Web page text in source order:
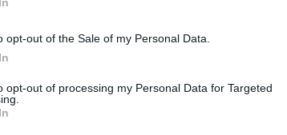
opt-out of the Sale of my Personal Data.
opt-out of processing my Personal Data for Targeted
αλλά όταν αγαπήσει πραγματικά,
αφοσιωμένους συντρόφους του ζωδιακού.
να εκτεθεί. Και πολλές φορές χάνει
ακόμα και τα συναισθήματά του.